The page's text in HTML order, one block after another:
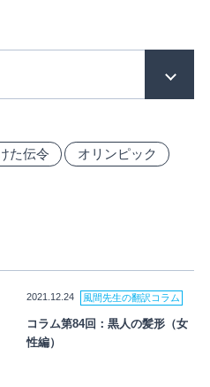
た伝令 オリンピック
2021.12.24 風間先生の翻訳コラム
コラム第84回：黒人の髪形（女
性編）